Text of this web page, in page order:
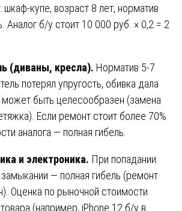
купе, возраст 8 лет, норматив
Аналог б/у стоит 10 000 руб. × 0,2 = 2
(диваны, кресла). Норматив 5-7
потерял упругость, обивка дала
быть целесообразен (замена
Если ремонт стоит более 70%
аналога — полная гибель.
и электроника. При попадании
— полная гибель (ремонт
Оценка по рыночной стоимости
(например, iPhone 12 б/у в